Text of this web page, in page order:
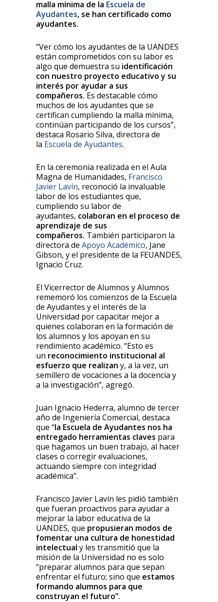
malla mínima de la Escuela de
Ayudantes, se han certificado como
ayudantes.
“Ver cómo los ayudantes de la UANDES
están comprometidos con su labor es
algo que demuestra su identificación
con nuestro proyecto educativo y su
interés por ayudar a sus
compañeros. Es destacable cómo
muchos de los ayudantes que se
certifican cumpliendo la malla mínima,
continúan participando de los cursos”,
destaca Rosario Silva, directora de
la Escuela de Ayudantes.
En la ceremonia realizada en el Aula
Magna de Humanidades, Francisco
Javier Lavín, reconoció la invaluable
labor de los estudiantes que,
cumpliendo su labor de
ayudantes, colaboran en el proceso de
aprendizaje de sus
compañeros. También participaron la
directora de Apoyo Académico, Jane
Gibson, y el presidente de la FEUANDES,
Ignacio Cruz.
El Vicerrector de Alumnos y Alumnos
rememoró los comienzos de la Escuela
de Ayudantes y el interés de la
Universidad por capacitar mejor a
quienes colaboran en la formación de
los alumnos y los apoyan en su
rendimiento académico. “Esto es
un reconocimiento institucional al
esfuerzo que realizan y, a la vez, un
semillero de vocaciones a la docencia y
a la investigación”, agregó.
Juan Ignacio Hederra, alumno de tercer
año de Ingeniería Comercial, destaca
que “la Escuela de Ayudantes nos ha
entregado herramientas claves para
que hagamos un buen trabajo, al hacer
clases o corregir evaluaciones,
actuando siempre con integridad
académica”.
Francisco Javier Lavín les pidió también
que fueran proactivos para ayudar a
mejorar la labor educativa de la
UANDES, que propusieran modos de
fomentar una cultura de honestidad
intelectual y les transmitió que la
misión de la Universidad no es solo
“preparar alumnos para que sepan
enfrentar el futuro; sino que estamos
formando alumnos para que
construyan el futuro”.